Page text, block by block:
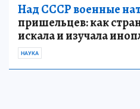
Над СССР военные
пришельцев: как
искала и изучала
НАУКА